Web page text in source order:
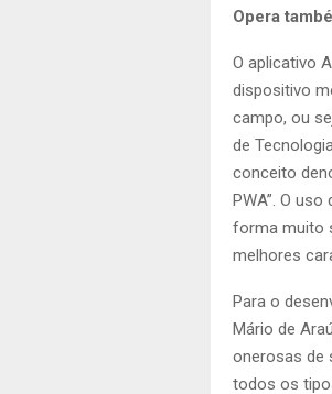
Opera
O aplicativo
dispositivo
campo, ou
de
conceito
PWA”. O
forma muito
melhores
Para o
Mário de
onerosas de
todos os